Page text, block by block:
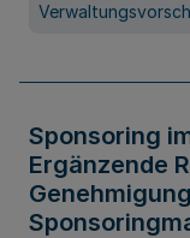
Sponsoring
Ergänzende